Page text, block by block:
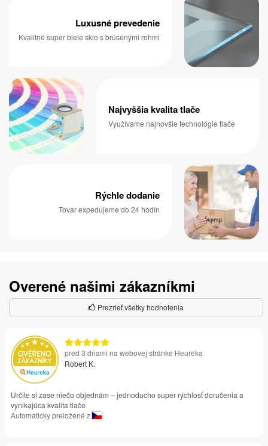
Luxusné prevedenie
Kvalitné super biele sklo s brúsenými rohmi
Najvyššia kvalita tlače
Využívame najnovšie technológie tlače
Rýchle dodanie
Tovar expedujeme do 24 hodín
Overené našimi zákazníkmi
Prezrieť všetky hodnotenia
pred 3 dňami na webovej stránke Heureka
Robert K.
Určite si zase niečo objednám – jednoducho super rýchlosť doručenia a
vynikajúca kvalita tlače
Automaticky preložené z